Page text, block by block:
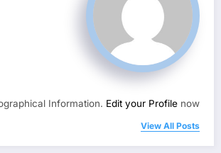
Information. Edit your Profile now.
View All Posts